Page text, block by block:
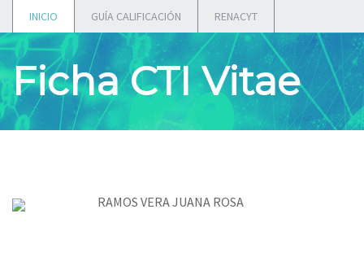
INICIO GUÍA CALIFICACIÓN RENACYT
Ficha CTI Vitae
RAMOS VERA JUANA ROSA